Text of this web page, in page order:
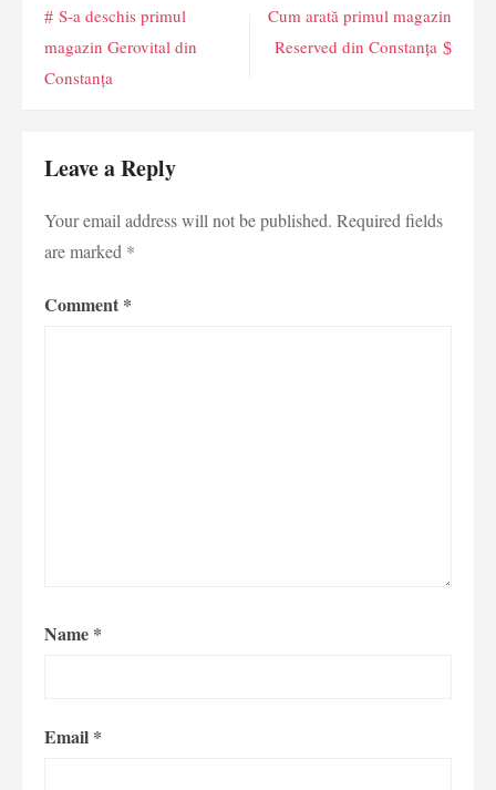
Gerovital
Constanța
Post
navigation
S-a deschis primul
magazin Gerovital din
Constanța
Cum arată primul magazin
Reserved din Constanța
Leave a Reply
Your email address will not be published. Required fields
are marked *
Comment *
Name *
Email *